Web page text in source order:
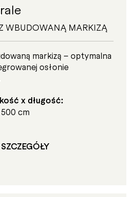
WBUDOWANĄ MARKIZĄ
markizą – optymalna
osłonie
x długość:
cm
SZCZEGÓŁY